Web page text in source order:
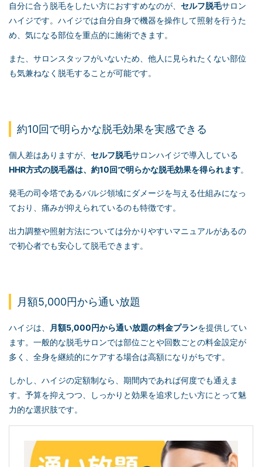
自分に合う脱毛をしたい方におすすめなのが、 セルフ脱毛サロン
ハイジです。ハイジでは自分自身で機器を操作して照射を行うた
め、気になる部位を重点的に施術できます。
また、サロンスタッフがいないため、他人に見られたくない部位
も気兼ねなく脱毛することが可能です。
約10回で明らかな脱毛効果を実感できる
個人差はありますが、 セルフ脱毛サロンハイジで導入している
HHR方式の脱毛器は、約10回で明らかな脱毛効果を得られます。
発毛の司令塔であるバルジ領域にダメージを与える仕組みになっ
ており、痛みが抑えられているのも特徴です。
出力調整や照射方法については分かりやすいマニュアルがあるの
で初心者でも安心して脱毛できます。
月額5,000円から通い放題
ハイジは、 月額5,000円から通い放題の料金プランを提供してい
ます。一般的な脱毛サロンでは部位ごとや回数ごとの料金設定が
多く、全身を継続的にケアする場合は高額になりがちです。
しかし、ハイジの定額制なら、期間内であれば何度でも通えま
す。予算を抑えつつ、しっかりと効果を追求したい方にとって魅
力的な選択肢です。